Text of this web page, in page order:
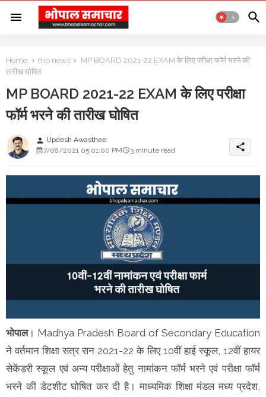
Home mp news
MP BOARD 2021-22 EXAM के लिए परीक्षा फॉर्म भरने की
तारीख घोषित
MP BOARD 2021-22 EXAM के लिए परीक्षा
फॉर्म भरने की तारीख घोषित
person Updesh Awasthee
7/08/2021 05:01:00 PM
3 minute read share
भोपाल। Madhya Pradesh Board of Secondary Education
ने वर्तमान शिक्षा सत्र सन 2021-22 के लिए 10वीं हाई स्कूल, 12वीं हायर
सेकेंडरी स्कूल एवं अन्य परीक्षाओं हेतु नामांकन फॉर्म भरने एवं परीक्षा फॉर्म
भरने की डेटशीट घोषित कर दी है। माध्यमिक शिक्षा मंडल मध्य प्रदेश,